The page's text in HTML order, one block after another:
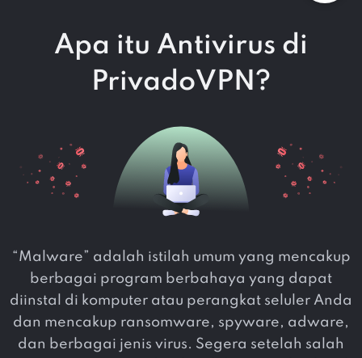
Apa itu Antivirus di
PrivadoVPN?
“Malware” adalah istilah umum yang mencakup
berbagai program berbahaya yang dapat
diinstal di komputer atau perangkat seluler Anda
dan mencakup ransomware, spyware, adware,
dan berbagai jenis virus. Segera setelah salah